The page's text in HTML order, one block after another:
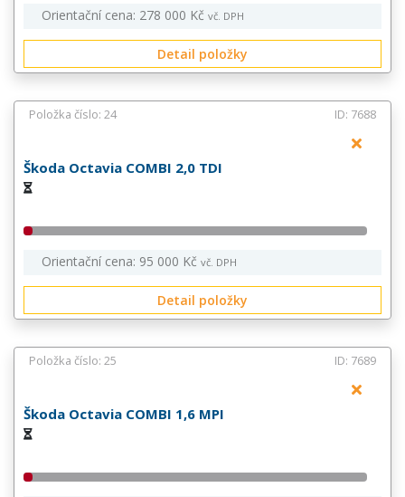
Orientační cena: 278 000 Kč vč. DPH
Detail položky
Položka číslo: 24 ID: 7688
Škoda Octavia COMBI 2,0 TDI
Orientační cena: 95 000 Kč vč. DPH
Detail položky
Položka číslo: 25 ID: 7689
Škoda Octavia COMBI 1,6 MPI